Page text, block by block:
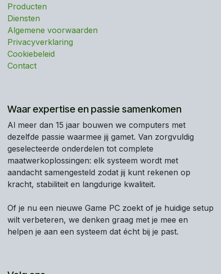
Producten
Diensten
Algemene voorwaarden
Privacyverklaring
Cookiebeleid
Contact
Waar expertise en passie samenkomen
Al meer dan 15 jaar bouwen we computers met
dezelfde passie waarmee jij gamet. Van zorgvuldig
geselecteerde onderdelen tot complete
maatwerkoplossingen: elk systeem wordt met
aandacht samengesteld zodat jij kunt rekenen op
kracht, stabiliteit en langdurige kwaliteit.
Of je nu een nieuwe Game PC zoekt of je huidige setup
wilt verbeteren, we denken graag met je mee en
helpen je aan een systeem dat écht bij je past.